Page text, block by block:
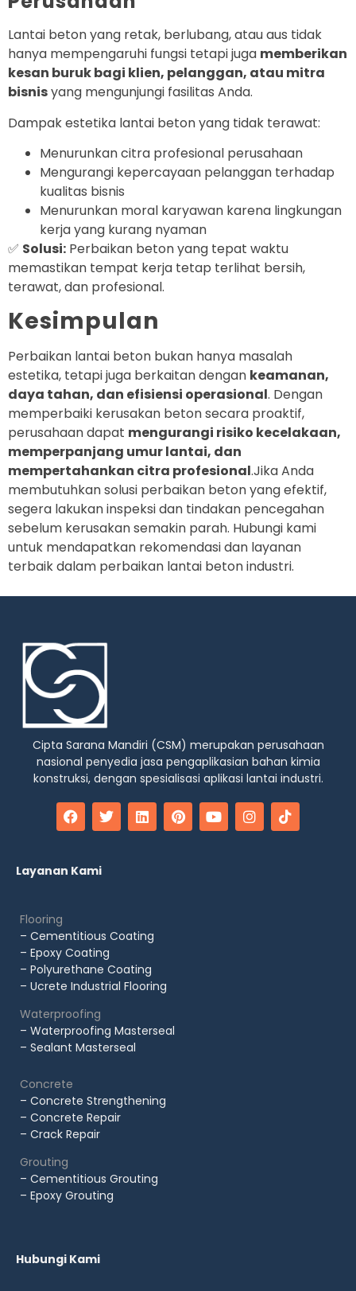
Lantai beton yang retak, berlubang, atau aus tidak
hanya mempengaruhi fungsi tetapi juga memberikan
kesan buruk bagi klien, pelanggan, atau mitra
bisnisyang mengunjungi fasilitas Anda.
Dampak estetika lantai beton yang tidak terawat:
Menurunkan citra profesional perusahaan
Mengurangi kepercayaan pelanggan terhadap
kualitas bisnis
Menurunkan moral karyawan karena lingkungan
kerja yang kurang nyaman
✅ Solusi: Perbaikan beton yang tepat waktu
memastikan tempat kerja tetap terlihat bersih,
terawat, dan profesional.
Kesimpulan
Perbaikan lantai beton bukan hanya masalah
estetika, tetapi juga berkaitan dengan keamanan,
daya tahan, dan efisiensi operasional. Dengan
memperbaiki kerusakan beton secara proaktif,
perusahaan dapat mengurangi risiko kecelakaan,
memperpanjang umur lantai, dan
mempertahankan citra profesional.Jika Anda
membutuhkan solusi perbaikan beton yang efektif,
segera lakukan inspeksi dan tindakan pencegahan
sebelum kerusakan semakin parah. Hubungi kami
untuk mendapatkan rekomendasi dan layanan
terbaik dalam perbaikan lantai beton industri.
Cipta Sarana Mandiri (CSM) merupakan perusahaan
nasional penyedia jasa pengaplikasian bahan kimia
konstruksi, dengan spesialisasi aplikasi lantai industri.
Layanan Kami
Flooring
– Cementitious Coating
– Epoxy Coating
– Polyurethane Coating
– Ucrete Industrial Flooring
Waterproofing
– Waterproofing Masterseal
– Sealant Masterseal
Concrete
– Concrete Strengthening
– Concrete Repair
– Crack Repair
Grouting
– Cementitious Grouting
– Epoxy Grouting
Hubungi Kami